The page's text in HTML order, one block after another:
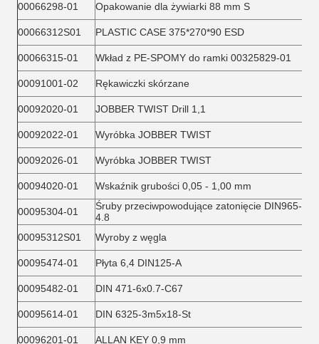
00066298-01 Opakowanie dla żywiarki 88 mm S
00066312S01 PLASTIC CASE 375*270*90 ESD
00066315-01 Wkład z PE-SPOMY do ramki 00325829-01
00091001-02 Rękawiczki skórzane
00092020-01 JOBBER TWIST Drill 1,1
00092022-01 Wyróbka JOBBER TWIST
00092026-01 Wyróbka JOBBER TWIST
00094020-01 Wskaźnik grubości 0,05 - 1,00 mm
00095304-01
Śruby przeciwpowodujące zatonięcie DIN965-
4.8
00095312S01
Wyroby z węgla
00095474-01 Płyta 6,4 DIN125-A
00095482-01 DIN 471-6x0.7-C67
00095614-01 DIN 6325-3m5x18-St
00096201-01 ALLAN KEY 0,9 mm